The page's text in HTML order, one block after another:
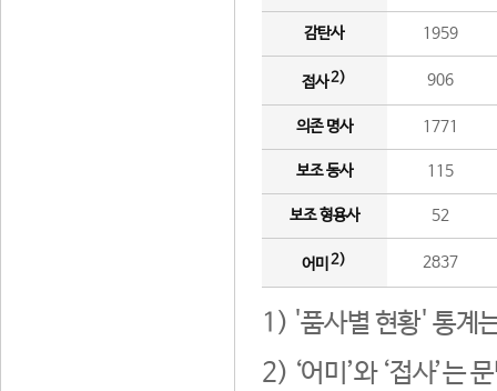
감탄사 1959
접사2) 906
의존 명사 1771
보조 동사 115
보조 형용사 52
어미 2) 2837
1) '품사별 현황' 통계
2) ‘어미’와 ‘접사’는